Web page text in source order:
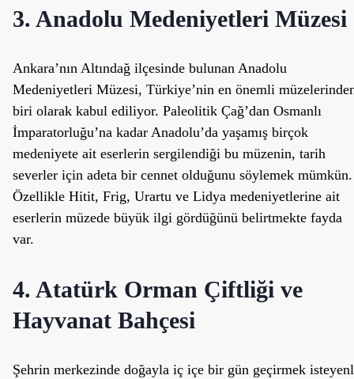
3. Anadolu Medeniyetleri Müzesi
Ankara’nın Altındağ ilçesinde bulunan Anadolu
Medeniyetleri Müzesi, Türkiye’nin en önemli
biri olarak kabul ediliyor. Paleolitik Çağ’dan Osmanlı
İmparatorluğu’na kadar Anadolu’da yaşamış birçok
medeniyete ait eserlerin sergilendiği bu müzenin, tarih
severler için adeta bir cennet olduğunu söylemek mümkün.
Özellikle Hitit, Frig, Urartu ve Lidya medeniyetlerine ait
eserlerin müzede büyük ilgi gördüğünü belirtmekte fayda
var.
4. Atatürk Orman Çiftliği ve
Hayvanat Bahçesi
Şehrin merkezinde doğayla iç içe bir gün geçirmek